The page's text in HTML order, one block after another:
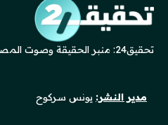
تحقيق24: منبر الحقيقة وصوت المصداقية.
مدير النشر: يونس سركوح